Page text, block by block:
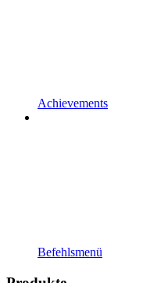
Achievements
Befehlsmenü